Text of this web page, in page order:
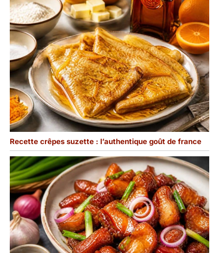
Recette crêpes suzette : l’authentique goût de france